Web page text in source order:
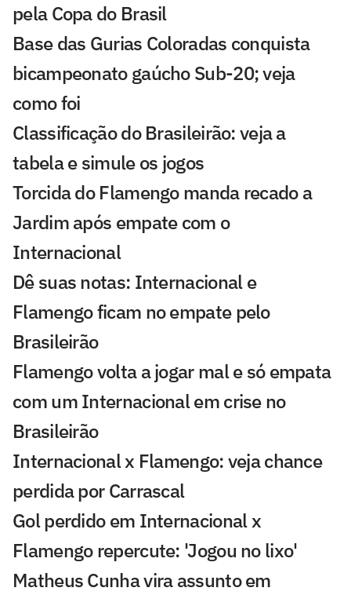
pela Copa do Brasil
Base das Gurias Coloradas conquista
bicampeonato gaúcho Sub-20; veja
como foi
Classificação do Brasileirão: veja a
tabela e simule os jogos
Torcida do Flamengo manda recado a
Jardim após empate com o
Internacional
Dê suas notas: Internacional e
Flamengo ficam no empate pelo
Brasileirão
Flamengo volta a jogar mal e só empata
com um Internacional em crise no
Brasileirão
Internacional x Flamengo: veja chance
perdida por Carrascal
Gol perdido em Internacional x
Flamengo repercute: 'Jogou no lixo'
Matheus Cunha vira assunto em